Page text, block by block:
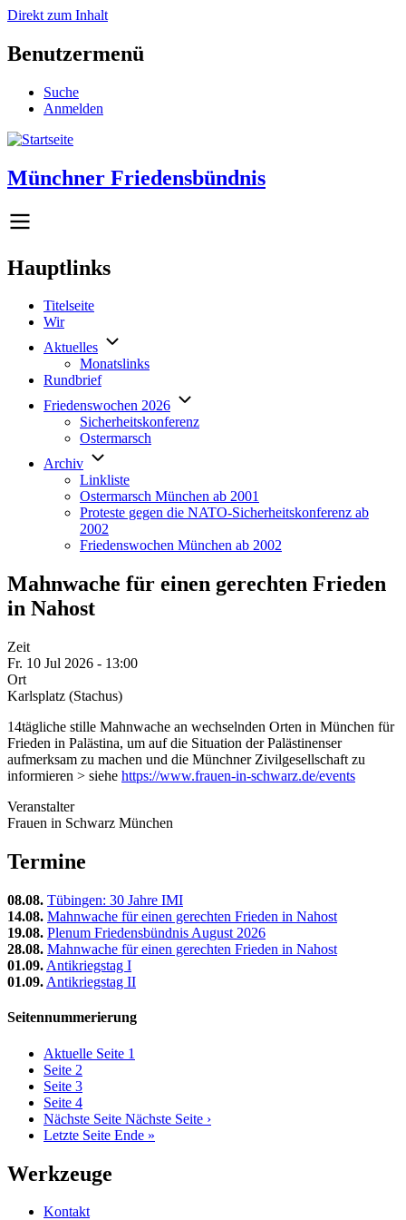
Direkt zum Inhalt
Benutzermenü
Suche
Anmelden
Münchner Friedensbündnis
Hauptlinks
Titelseite
Wir
Aktuelles
Monatslinks
Rundbrief
Friedenswochen 2026
Sicherheitskonferenz
Ostermarsch
Archiv
Linkliste
Ostermarsch München ab 2001
Proteste gegen die NATO-Sicherheitskonferenz ab
2002
Friedenswochen München ab 2002
Mahnwache für einen gerechten Frieden
in Nahost
Zeit
Fr. 10 Jul 2026 - 13:00
Ort
Karlsplatz (Stachus)
14tägliche stille Mahnwache an wechselnden Orten in München für
Frieden in Palästina, um auf die Situation der Palästinenser
aufmerksam zu machen und die Münchner Zivilgesellschaft zu
informieren > siehe https://www.frauen-in-schwarz.de/events
Veranstalter
Frauen in Schwarz München
Termine
08.08. Tübingen: 30 Jahre IMI
14.08. Mahnwache für einen gerechten Frieden in Nahost
19.08. Plenum Friedensbündnis August 2026
28.08. Mahnwache für einen gerechten Frieden in Nahost
01.09. Antikriegstag I
01.09. Antikriegstag II
Seitennummerierung
Aktuelle Seite 1
Seite 2
Seite 3
Seite 4
Nächste Seite Nächste Seite ›
Letzte Seite Ende »
Werkzeuge
Kontakt